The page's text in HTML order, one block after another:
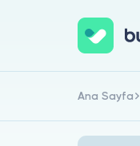
Ana Sayfa